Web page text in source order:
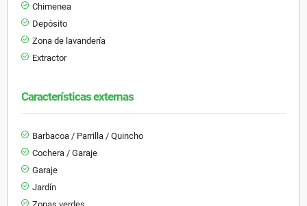
Chimenea
Depósito
Zona de lavandería
Extractor
Características externas
Barbacoa / Parrilla / Quincho
Cochera / Garaje
Garaje
Jardín